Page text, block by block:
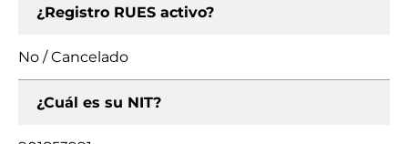
¿Registro RUES activo?
No / Cancelado
¿Cuál es su NIT?